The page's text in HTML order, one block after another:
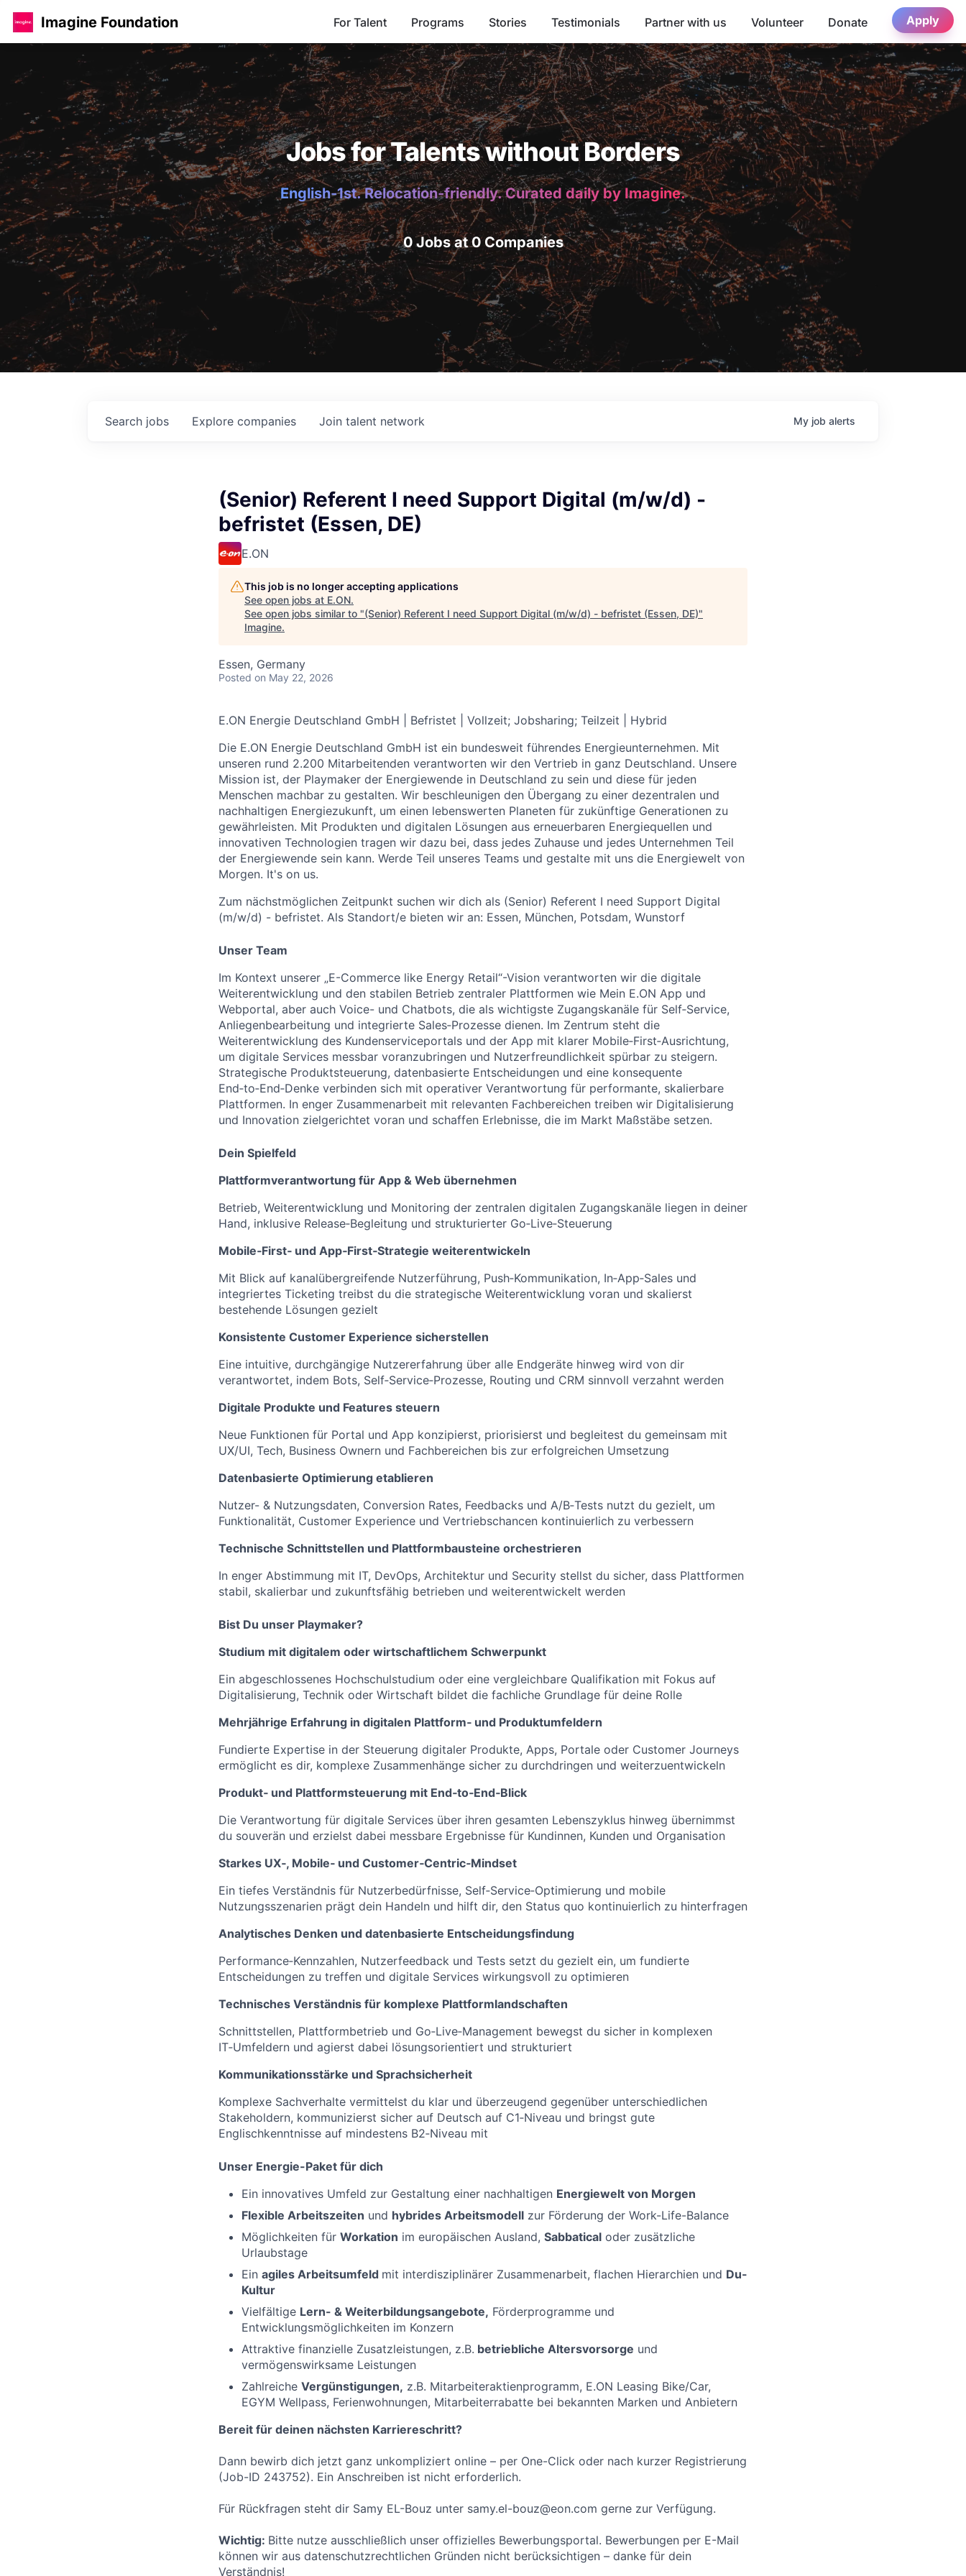
Imagine Foundation For Talent Programs Stories Testimonials Partner with us Volunteer Donate Apply
Jobs for Talents without Borders
English-1st. Relocation-friendly. Curated daily by Imagine.
0 Jobs at 0 Companies
Search jobs Explore companies Join talent network My job alerts
(Senior) Referent I need Support Digital (m/w/d) -
befristet (Essen, DE)
E.ON
This job is no longer accepting applications
See open jobs at E.ON.
See open jobs similar to "(Senior) Referent I need Support Digital (m/w/d) - befristet (Essen, DE)"
Imagine.
Essen, Germany
Posted on May 22, 2026
E.ON Energie Deutschland GmbH | Befristet | Vollzeit; Jobsharing; Teilzeit | Hybrid
Die E.ON Energie Deutschland GmbH ist ein bundesweit führendes Energieunternehmen. Mit
unseren rund 2.200 Mitarbeitenden verantworten wir den Vertrieb in ganz Deutschland. Unsere
Mission ist, der Playmaker der Energiewende in Deutschland zu sein und diese für jeden
Menschen machbar zu gestalten. Wir beschleunigen den Übergang zu einer dezentralen und
nachhaltigen Energiezukunft, um einen lebenswerten Planeten für zukünftige Generationen zu
gewährleisten. Mit Produkten und digitalen Lösungen aus erneuerbaren Energiequellen und
innovativen Technologien tragen wir dazu bei, dass jedes Zuhause und jedes Unternehmen Teil
der Energiewende sein kann. Werde Teil unseres Teams und gestalte mit uns die Energiewelt von
Morgen. It's on us.
Zum nächstmöglichen Zeitpunkt suchen wir dich als (Senior) Referent I need Support Digital
(m/w/d) - befristet. Als Standort/e bieten wir an: Essen, München, Potsdam, Wunstorf
Unser Team
Im Kontext unserer „E-Commerce like Energy Retail“-Vision verantworten wir die digitale
Weiterentwicklung und den stabilen Betrieb zentraler Plattformen wie Mein E.ON App und
Webportal, aber auch Voice- und Chatbots, die als wichtigste Zugangskanäle für Self‑Service,
Anliegenbearbeitung und integrierte Sales‑Prozesse dienen. Im Zentrum steht die
Weiterentwicklung des Kundenserviceportals und der App mit klarer Mobile‑First‑Ausrichtung,
um digitale Services messbar voranzubringen und Nutzerfreundlichkeit spürbar zu steigern.
Strategische Produktsteuerung, datenbasierte Entscheidungen und eine konsequente
End‑to‑End‑Denke verbinden sich mit operativer Verantwortung für performante, skalierbare
Plattformen. In enger Zusammenarbeit mit relevanten Fachbereichen treiben wir Digitalisierung
und Innovation zielgerichtet voran und schaffen Erlebnisse, die im Markt Maßstäbe setzen.
Dein Spielfeld
Plattformverantwortung für App & Web übernehmen
Betrieb, Weiterentwicklung und Monitoring der zentralen digitalen Zugangskanäle liegen in deiner
Hand, inklusive Release‑Begleitung und strukturierter Go‑Live‑Steuerung
Mobile‑First‑ und App‑First‑Strategie weiterentwickeln
Mit Blick auf kanalübergreifende Nutzerführung, Push‑Kommunikation, In‑App‑Sales und
integriertes Ticketing treibst du die strategische Weiterentwicklung voran und skalierst
bestehende Lösungen gezielt
Konsistente Customer Experience sicherstellen
Eine intuitive, durchgängige Nutzererfahrung über alle Endgeräte hinweg wird von dir
verantwortet, indem Bots, Self‑Service‑Prozesse, Routing und CRM sinnvoll verzahnt werden
Digitale Produkte und Features steuern
Neue Funktionen für Portal und App konzipierst, priorisierst und begleitest du gemeinsam mit
UX/UI, Tech, Business Ownern und Fachbereichen bis zur erfolgreichen Umsetzung
Datenbasierte Optimierung etablieren
Nutzer- & Nutzungsdaten, Conversion Rates, Feedbacks und A/B‑Tests nutzt du gezielt, um
Funktionalität, Customer Experience und Vertriebschancen kontinuierlich zu verbessern
Technische Schnittstellen und Plattformbausteine orchestrieren
In enger Abstimmung mit IT, DevOps, Architektur und Security stellst du sicher, dass Plattformen
stabil, skalierbar und zukunftsfähig betrieben und weiterentwickelt werden
Bist Du unser Playmaker?
Studium mit digitalem oder wirtschaftlichem Schwerpunkt
Ein abgeschlossenes Hochschulstudium oder eine vergleichbare Qualifikation mit Fokus auf
Digitalisierung, Technik oder Wirtschaft bildet die fachliche Grundlage für deine Rolle
Mehrjährige Erfahrung in digitalen Plattform‑ und Produktumfeldern
Fundierte Expertise in der Steuerung digitaler Produkte, Apps, Portale oder Customer Journeys
ermöglicht es dir, komplexe Zusammenhänge sicher zu durchdringen und weiterzuentwickeln
Produkt‑ und Plattformsteuerung mit End‑to‑End‑Blick
Die Verantwortung für digitale Services über ihren gesamten Lebenszyklus hinweg übernimmst
du souverän und erzielst dabei messbare Ergebnisse für Kundinnen, Kunden und Organisation
Starkes UX‑, Mobile‑ und Customer‑Centric‑Mindset
Ein tiefes Verständnis für Nutzerbedürfnisse, Self‑Service‑Optimierung und mobile
Nutzungsszenarien prägt dein Handeln und hilft dir, den Status quo kontinuierlich zu hinterfragen
Analytisches Denken und datenbasierte Entscheidungsfindung
Performance‑Kennzahlen, Nutzerfeedback und Tests setzt du gezielt ein, um fundierte
Entscheidungen zu treffen und digitale Services wirkungsvoll zu optimieren
Technisches Verständnis für komplexe Plattformlandschaften
Schnittstellen, Plattformbetrieb und Go‑Live‑Management bewegst du sicher in komplexen
IT‑Umfeldern und agierst dabei lösungsorientiert und strukturiert
Kommunikationsstärke und Sprachsicherheit
Komplexe Sachverhalte vermittelst du klar und überzeugend gegenüber unterschiedlichen
Stakeholdern, kommunizierst sicher auf Deutsch auf C1‑Niveau und bringst gute
Englischkenntnisse auf mindestens B2‑Niveau mit
Unser Energie-Paket für dich
Ein innovatives Umfeld zur Gestaltung einer nachhaltigen Energiewelt von Morgen
Flexible Arbeitszeiten und hybrides Arbeitsmodell zur Förderung der Work-Life-Balance
Möglichkeiten für Workation im europäischen Ausland, Sabbatical oder zusätzliche
Urlaubstage
Ein agiles Arbeitsumfeld mit interdisziplinärer Zusammenarbeit, flachen Hierarchien und Du-
Kultur
Vielfältige Lern- & Weiterbildungsangebote, Förderprogramme und
Entwicklungsmöglichkeiten im Konzern
Attraktive finanzielle Zusatzleistungen, z.B. betriebliche Altersvorsorge und
vermögenswirksame Leistungen
Zahlreiche Vergünstigungen, z.B. Mitarbeiteraktienprogramm, E.ON Leasing Bike/Car,
EGYM Wellpass, Ferienwohnungen, Mitarbeiterrabatte bei bekannten Marken und Anbietern
Bereit für deinen nächsten Karriereschritt?
Dann bewirb dich jetzt ganz unkompliziert online – per One-Click oder nach kurzer Registrierung
(Job-ID 243752). Ein Anschreiben ist nicht erforderlich.
Für Rückfragen steht dir Samy EL-Bouz unter samy.el-bouz@eon.com gerne zur Verfügung.
Wichtig: Bitte nutze ausschließlich unser offizielles Bewerbungsportal. Bewerbungen per E-Mail
können wir aus datenschutzrechtlichen Gründen nicht berücksichtigen – danke für dein
Verständnis!